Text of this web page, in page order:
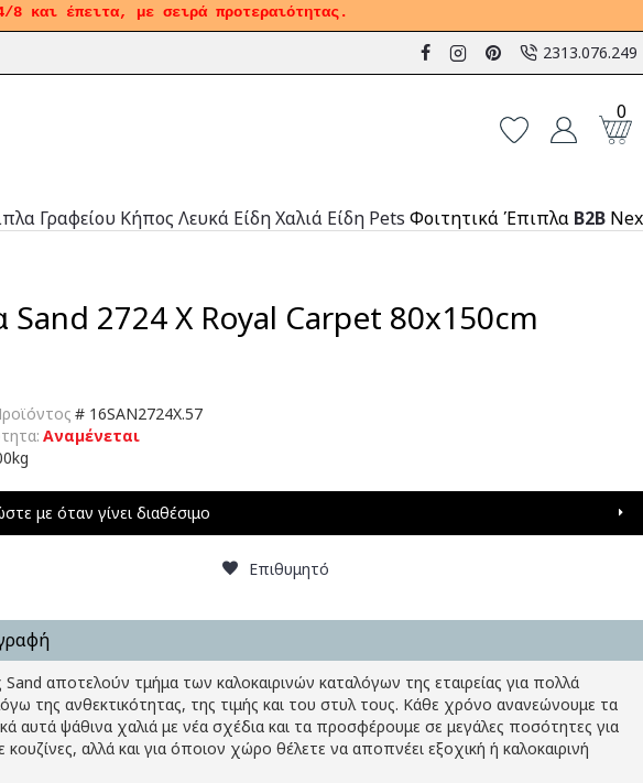
8 και έπειτα, με σειρά προτεραιότητας.
2313.076.249
0
Γραφείου Κήπος Λευκά ΕίδηΧαλιά Είδη Pets Φοιτητικά Έπιπλα B2B
2724 X Royal Carpet 80x150cm
# 16SAN2724X.57
Αναμένεται
με όταν γίνει διαθέσιμο
Επιθυμητό
Sand αποτελούν τμήμα των καλοκαιρινών καταλόγων της εταιρείας για πολλά
της ανθεκτικότητας, της τιμής και του στυλ τους. Κάθε χρόνο ανανεώνουμε τα
αυτά ψάθινα χαλιά με νέα σχέδια και τα προσφέρουμε σε μεγάλες ποσότητες για
κουζίνες, αλλά και για όποιον χώρο θέλετε να αποπνέει εξοχική ή καλοκαιρινή